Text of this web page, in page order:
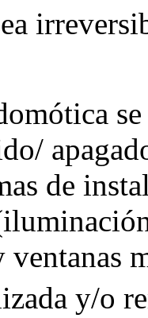
de
ventanas
y/o